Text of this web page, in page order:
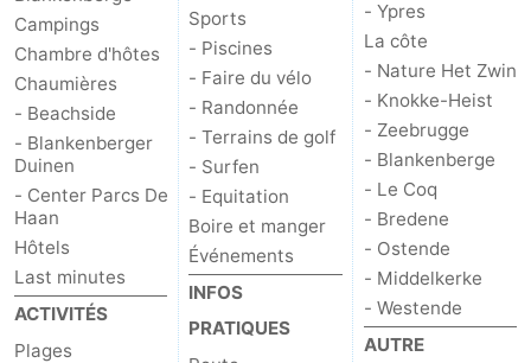
Campings
Chambre d'hôtes
Chaumières
- Beachside
- Blankenberger
Duinen
- Center Parcs De
Haan
Hôtels
Last minutes
ACTIVITÉS
Plages
Sports
- Piscines
- Faire du vélo
- Randonnée
- Terrains de golf
- Surfen
- Equitation
Boire et manger
Événements
INFOS
PRATIQUES
- Ypres
La côte
- Nature Het Zwin
- Knokke-Heist
- Zeebrugge
- Blankenberge
- Le Coq
- Bredene
- Ostende
- Middelkerke
- Westende
AUTRE